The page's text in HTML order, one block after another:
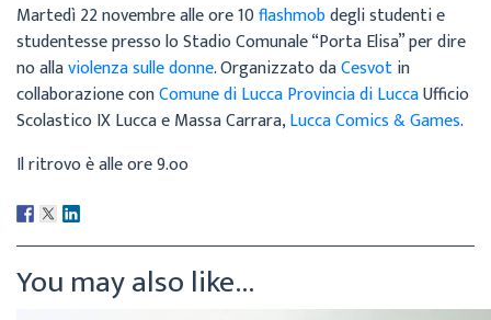
Martedì 22 novembre alle ore 10flashmobdegli studenti e
studentesse presso lo Stadio Comunale “Porta Elisa” per dire
no allaviolenza sulle donne. Organizzato daCesvotin
collaborazione conComune di LuccaProvincia di LuccaUfficio
Scolastico IX Lucca e Massa Carrara,Lucca Comics & Games.
Il ritrovo è alle ore 9.oo
You may also like...